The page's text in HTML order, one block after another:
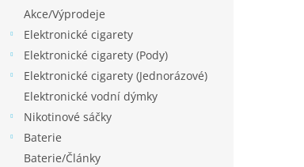
Akce/Výprodeje
Elektronické cigarety
Elektronické cigarety (Pody)
Elektronické cigarety (Jednorázové)
Elektronické vodní dýmky
Nikotinové sáčky
Baterie
Baterie/Články